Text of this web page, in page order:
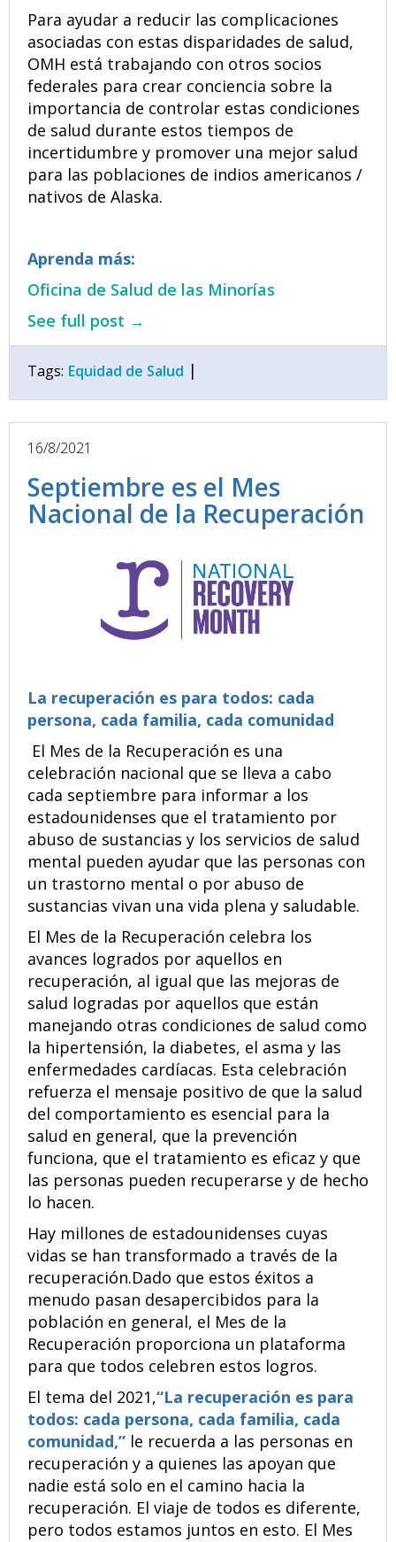
Para ayudar a reducir las complicaciones
asociadas con estas disparidades de salud,
OMH está trabajando con otros socios
federales para crear conciencia sobre la
importancia de controlar estas condiciones
de salud durante estos tiempos de
incertidumbre y promover una mejor salud
para las poblaciones de indios americanos /
nativos de Alaska.
Aprenda más:
Oficina de Salud de las Minorías
See full post →
Tags: Equidad de Salud |
16/8/2021
Septiembre es el Mes
Nacional de la Recuperación
La recuperación es para todos: cada
persona, cada familia, cada comunidad
El Mes de la Recuperación es una
celebración nacional que se lleva a cabo
cada septiembre para informar a los
estadounidenses que el tratamiento por
abuso de sustancias y los servicios de salud
mental pueden ayudar que las personas con
un trastorno mental o por abuso de
sustancias vivan una vida plena y saludable.
El Mes de la Recuperación celebra los
avances logrados por aquellos en
recuperación, al igual que las mejoras de
salud logradas por aquellos que están
manejando otras condiciones de salud como
la hipertensión, la diabetes, el asma y las
enfermedades cardíacas. Esta celebración
refuerza el mensaje positivo de que la salud
del comportamiento es esencial para la
salud en general, que la prevención
funciona, que el tratamiento es eficaz y que
las personas pueden recuperarse y de hecho
lo hacen.
Hay millones de estadounidenses cuyas
vidas se han transformado a través de la
recuperación.Dado que estos éxitos a
menudo pasan desapercibidos para la
población en general, el Mes de la
Recuperación proporciona un plataforma
para que todos celebren estos logros.
El tema del 2021,“La recuperación es para
todos: cada persona, cada familia, cada
comunidad,” le recuerda a las personas en
recuperación y a quienes las apoyan que
nadie está solo en el camino hacia la
recuperación. El viaje de todos es diferente,
pero todos estamos juntos en esto. El Mes